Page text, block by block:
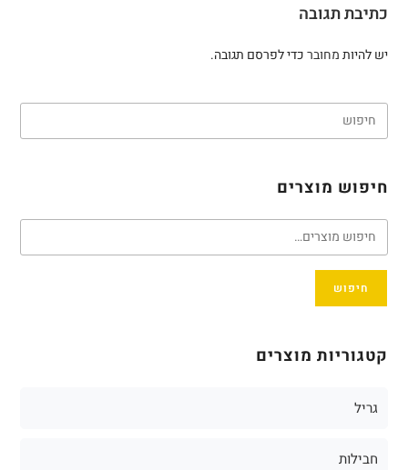
כתיבת תגובה
יש להיותמחוברכדי לפרסם תגובה.
חיפוש מוצרים
חיפוש
קטגוריות מוצרים
גריל
חבילות